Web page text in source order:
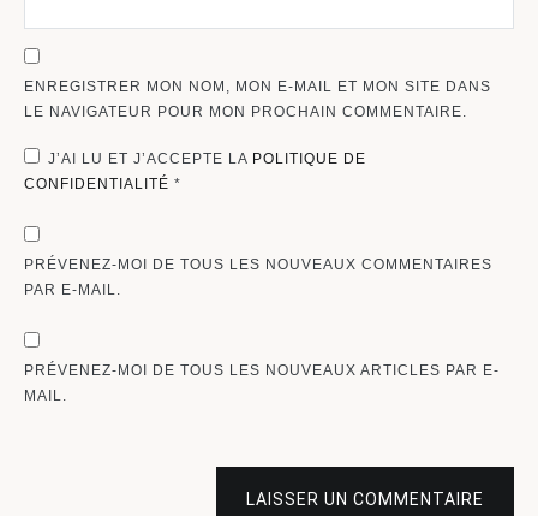
ENREGISTRER MON NOM, MON E-MAIL ET MON SITE DANS
LE NAVIGATEUR POUR MON PROCHAIN COMMENTAIRE.
J’AI LU ET J’ACCEPTE LA POLITIQUE DE
CONFIDENTIALITÉ *
PRÉVENEZ-MOI DE TOUS LES NOUVEAUX COMMENTAIRES
PAR E-MAIL.
PRÉVENEZ-MOI DE TOUS LES NOUVEAUX ARTICLES PAR E-
MAIL.
LAISSER UN COMMENTAIRE